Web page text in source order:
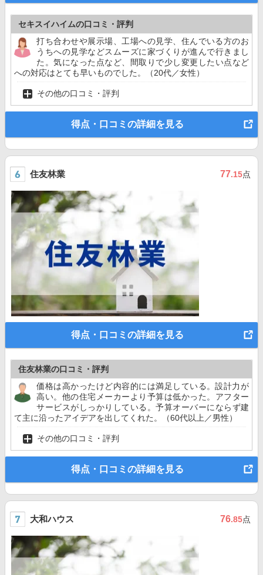
セキスイハイムの口コミ・評判
打ち合わせや展示場、工場への見学、住んでいる方のお
うちへの見学などスムーズに家づくりが進んで行きまし
た。気になった点など、間取りで少し変更したい点など
への対応はとても早いものでした。（20代／女性）
その他の口コミ・評判
得点・口コミの詳細を見る
住友林業 77.15点
得点・口コミの詳細を見る
住友林業の口コミ・評判
価格は高かったけど内容的には満足している。設計力が
高い。他の住宅メーカーより予算は低かった。アフター
サービスがしっかりしている。予算オーバーにならず建
て主に沿ったアイデアを出してくれた。（60代以上／男性）
その他の口コミ・評判
得点・口コミの詳細を見る
大和ハウス 76.85点